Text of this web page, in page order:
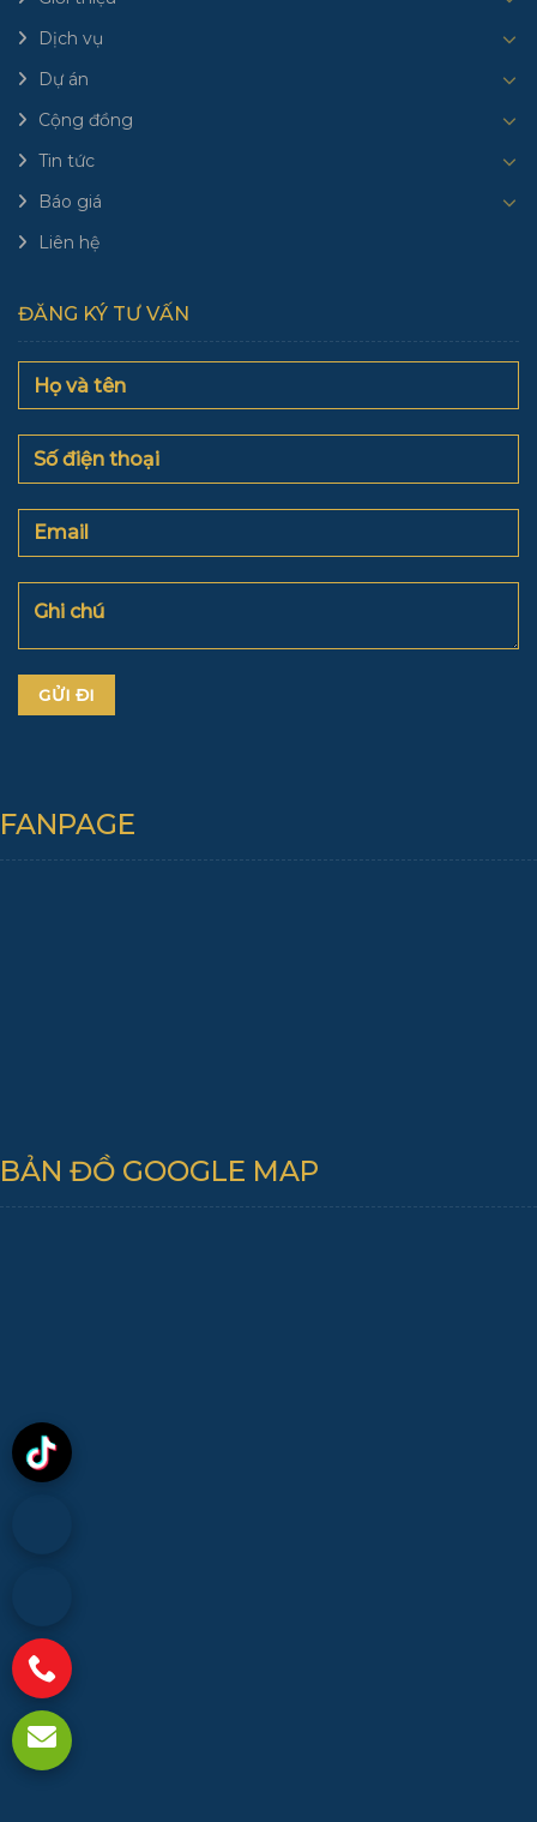
Dịch vụ
Dự án
Cộng đồng
Tin tức
Báo giá
Liên hệ
ĐĂNG KÝ TƯ VẤN
FANPAGE
BẢN ĐỒ GOOGLE MAP